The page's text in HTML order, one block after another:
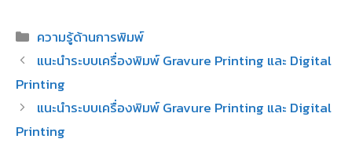
Categories
ความรู้ด้านการพิมพ์
แนะนำระบบเครื่องพิมพ์ Gravure Printing และ Digital
Printing
แนะนำระบบเครื่องพิมพ์ Gravure Printing และ Digital
Printing